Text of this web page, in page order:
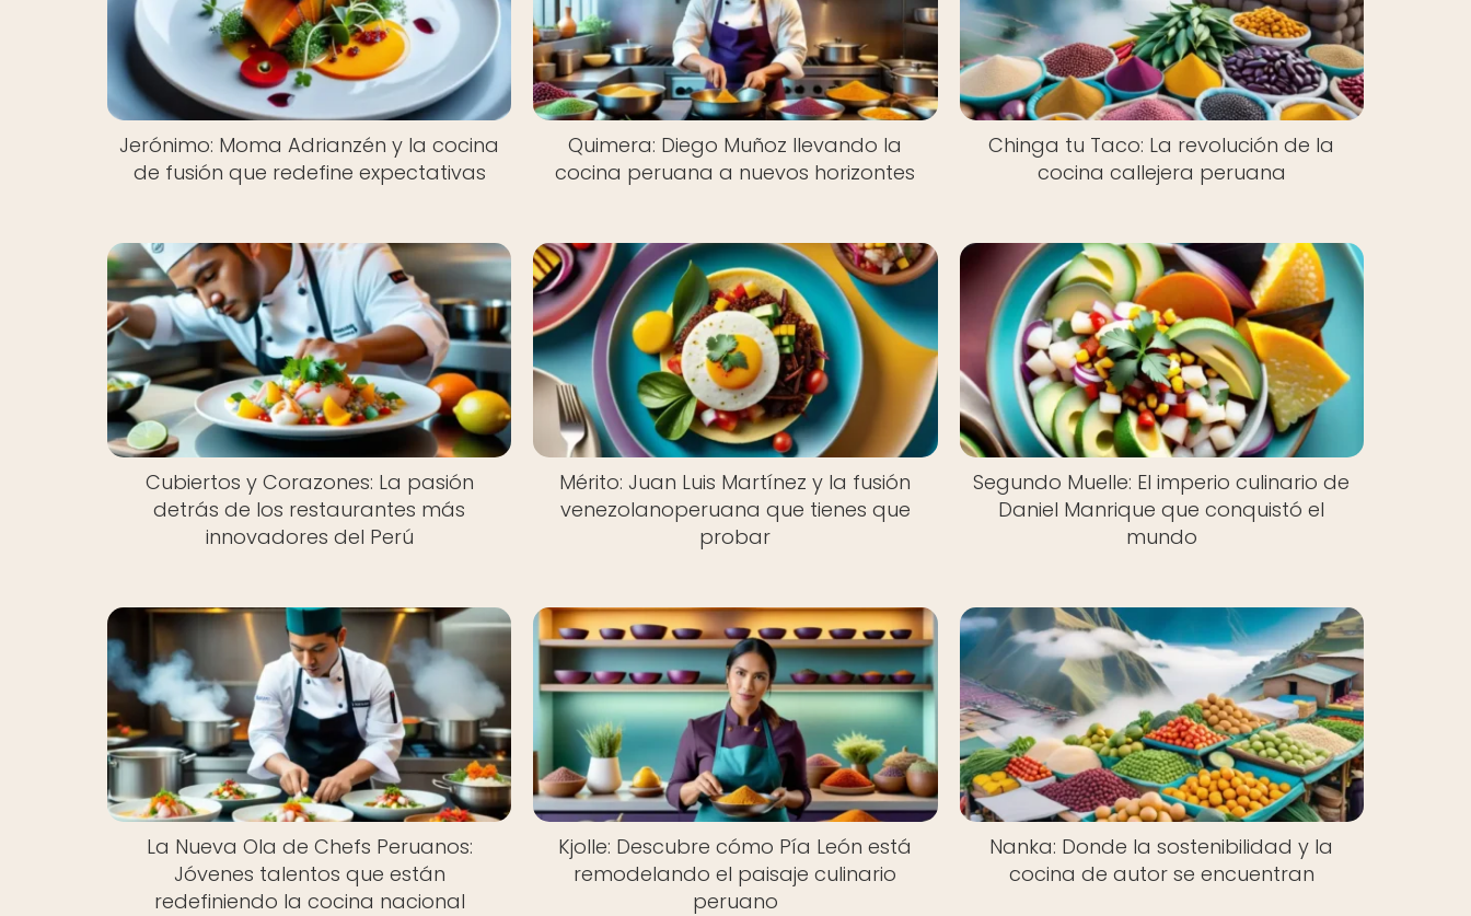
Jerónimo: Moma Adrianzén y la cocina
de fusión que redefine expectativas
Quimera: Diego Muñoz llevando la
cocina peruana a nuevos horizontes
Chinga tu Taco: La revolución de la
cocina callejera peruana
Cubiertos y Corazones: La pasión
detrás de los restaurantes más
innovadores del Perú
Mérito: Juan Luis Martínez y la fusión
venezolanoperuana que tienes que
probar
Segundo Muelle: El imperio culinario de
Daniel Manrique que conquistó el
mundo
La Nueva Ola de Chefs Peruanos:
Jóvenes talentos que están
redefiniendo la cocina nacional
Kjolle: Descubre cómo Pía León está
remodelando el paisaje culinario
peruano
Nanka: Donde la sostenibilidad y la
cocina de autor se encuentran